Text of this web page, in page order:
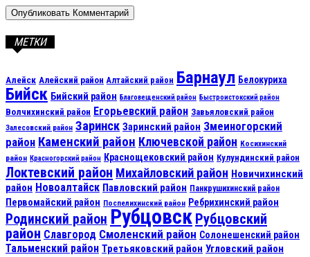
МЕТКИ
Алейск Алейский район Алтайский район Барнаул Белокуриха
Бийск Бийский район Благовещенский район Быстроистокский район
Волчихинский район Егорьевский район Завьяловский район
Залесовский район Заринск Заринский район Змеиногорский
район Каменский район Ключевской район Косихинский
район Красногорский район Краснощековский район Кулундинский район
Локтевский район Михайловский район Новичихинский
район Новоалтайск Павловский район Панкрушихинский район
Первомайский район Поспелихинский район Ребрихинский район
Родинский район Рубцовск Рубцовский
район Славгород Смоленский район Солонешенский район
Тальменский район Третьяковский район Угловский район